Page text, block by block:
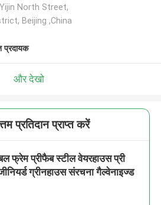
North Street,
Beijing ,China
प्रदायक
और देखो
प्रतिदान प्राप्त करें
फ्रेम प्रीफैब स्टील वेयरहाउस प्री
ग्रीनहाउस संरचना गैल्वेनाइज्ड